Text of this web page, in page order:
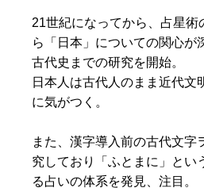
21世紀になってから、占星術
ら「日本」についての関心が
古代史までの研究を開始。
日本人は古代人のまま近代文
に気がつく。
また、漢字導入前の古代文字
究しており「ふとまに」とい
る占いの体系を発見、注目。